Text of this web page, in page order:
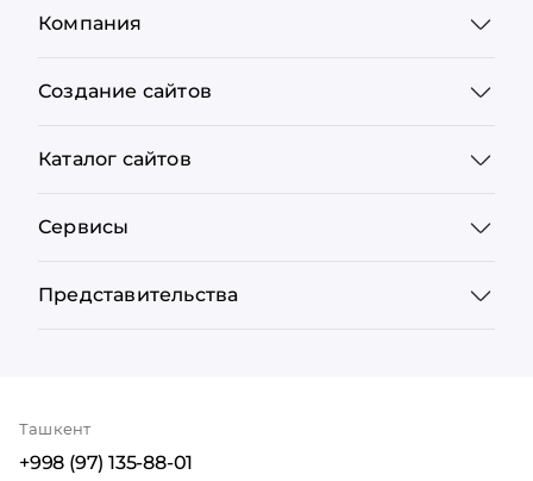
Компания
Создание сайтов
Каталог сайтов
Сервисы
Представительства
Ташкент
+998 (97) 135-88-01